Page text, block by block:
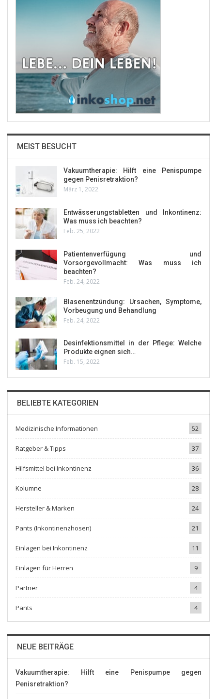
MEIST BESUCHT
Vakuumtherapie: Hilft eine Penispumpe
gegen Penisretraktion?
März 1, 2022
Entwässerungstabletten und Inkontinenz:
Was muss ich beachten?
Feb. 25, 2022
Patientenverfügung und
Vorsorgevollmacht: Was muss ich
beachten?
Feb. 24, 2022
Blasenentzündung: Ursachen, Symptome,
Vorbeugung und Behandlung
Feb. 24, 2022
Desinfektionsmittel in der Pflege: Welche
Produkte eignen sich…
Feb. 15, 2022
BELIEBTE KATEGORIEN
Medizinische Informationen 52
Ratgeber & Tipps 37
Hilfsmittel bei Inkontinenz 36
Kolumne 28
Hersteller & Marken 24
Pants (Inkontinenzhosen) 21
Einlagen bei Inkontinenz 11
Einlagen für Herren 9
Partner 4
Pants 4
NEUE BEITRÄGE
Vakuumtherapie: Hilft eine Penispumpe gegen
Penisretraktion?